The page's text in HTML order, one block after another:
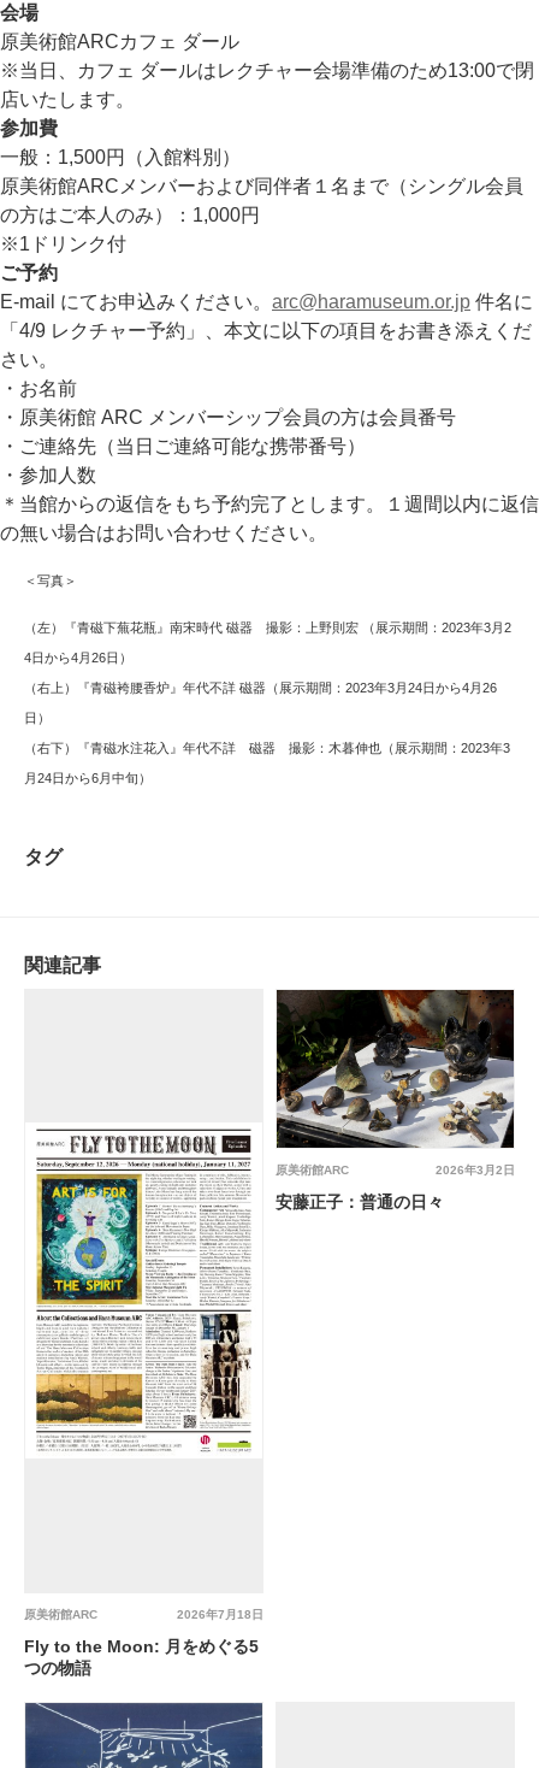
会場
原美術館ARCカフェ ダール
※当日、カフェ ダールはレクチャー会場準備のため13:00で閉
店いたします。
参加費
一般：1,500円（入館料別）
原美術館ARCメンバーおよび同伴者１名まで（シングル会員
の方はご本人のみ）：1,000円
※1ドリンク付
ご予約
E-mail にてお申込みください。 arc@haramuseum.or.jp 件名に
「4/9 レクチャー予約」、本文に以下の項目をお書き添えくだ
さい。
・お名前
・原美術館 ARC メンバーシップ会員の方は会員番号
・ご連絡先（当日ご連絡可能な携帯番号）
・参加人数
＊当館からの返信をもち予約完了とします。１週間以内に返信
の無い場合はお問い合わせください。
＜写真＞
（左）『青磁下蕪花瓶』南宋時代 磁器 撮影：上野則宏 （展示期間：2023年3月2
4日から4月26日）
（右上）『青磁袴腰香炉』年代不詳 磁器（展示期間：2023年3月24日から4月26
日）
（右下）『青磁水注花入』年代不詳 磁器 撮影：木暮伸也（展示期間：2023年3
月24日から6月中旬）
タグ
関連記事
2026年7月18日
原美術館ARC
Fly to the Moon: 月をめぐる5
つの物語
2026年3月2日
原美術館ARC
安藤正子：普通の日々